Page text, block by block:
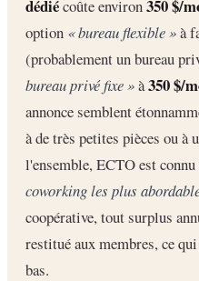
dédiécoûte environ350 $/
option « bureau flexible »à
(probablement un bureau
bureau privé fixe »à350 $/
annonce semblent
à de très petites pièces ou à
l'ensemble, ECTO est
coworking les plus
coopérative, tout surplus
restitué aux membres, ce
bas.